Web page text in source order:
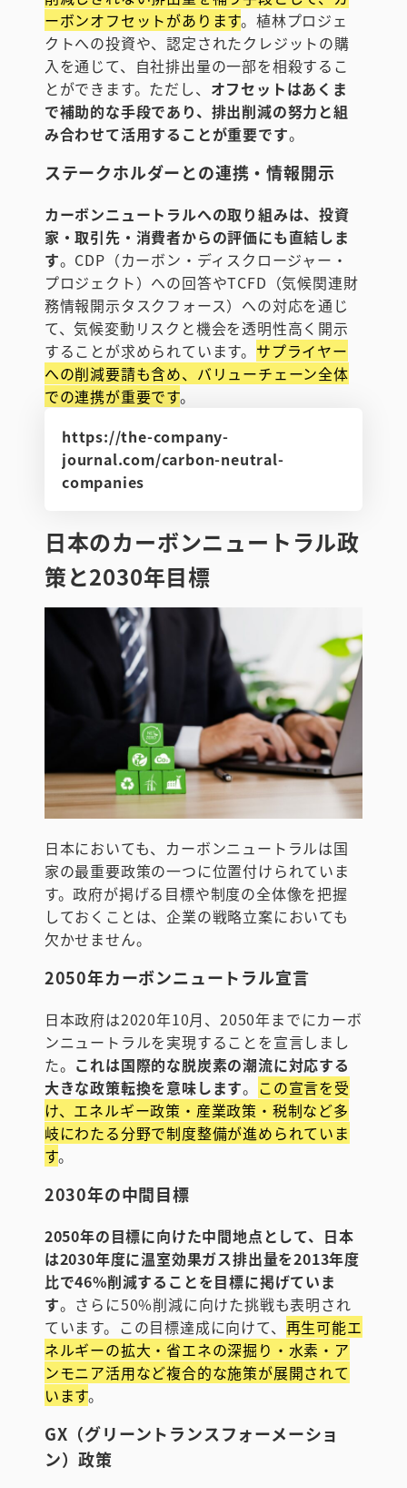
ーボンオフセットがあります。植林プロジェ
クトへの投資や、認定されたクレジットの購
入を通じて、自社排出量の一部を相殺するこ
とができます。ただし、 オフセットはあくま
で補助的な手段であり、排出削減の努力と組
み合わせて活用することが重要です。
ステークホルダーとの連携・情報開示
カーボンニュートラルへの取り組みは、投資
家・取引先・消費者からの評価にも直結しま
す。CDP（カーボン・ディスクロージャー・
プロジェクト）への回答やTCFD（気候関連財
務情報開示タスクフォース）への対応を通じ
て、気候変動リスクと機会を透明性高く開示
することが求められています。 サプライヤー
への削減要請も含め、バリューチェーン全体
での連携が重要です。
https://the-company-
journal.com/carbon-neutral-
companies
日本のカーボンニュートラル政
策と2030年目標
日本においても、カーボンニュートラルは国
家の最重要政策の一つに位置付けられていま
す。政府が掲げる目標や制度の全体像を把握
しておくことは、企業の戦略立案においても
欠かせません。
2050年カーボンニュートラル宣言
日本政府は2020年10月、2050年までにカーボ
ンニュートラルを実現することを宣言しまし
た。 これは国際的な脱炭素の潮流に対応する
大きな政策転換を意味します。 この宣言を受
け、エネルギー政策・産業政策・税制など多
岐にわたる分野で制度整備が進められていま
す。
2030年の中間目標
2050年の目標に向けた中間地点として、日本
は2030年度に温室効果ガス排出量を2013年度
比で46%削減することを目標に掲げていま
す。さらに50%削減に向けた挑戦も表明され
ています。この目標達成に向けて、 再生可能エ
ネルギーの拡大・省エネの深掘り・水素・ア
ンモニア活用など複合的な施策が展開されて
います。
GX（グリーントランスフォーメーショ
ン）政策